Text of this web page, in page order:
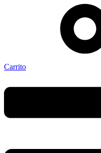
Carrito